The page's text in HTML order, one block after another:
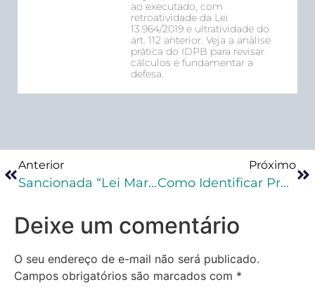
ao executado, com
retroatividade da Lei
13.964/2019 e ultratividade do
art. 112 anterior. Veja a análise
prática do IDPB para revisar
cálculos e fundamentar a
defesa.
Anterior
Sancionada “Lei Mariana Ferrer” Que Pune Constrangimentos Em Audiências
Próximo
Como Identificar Preliminares Ao Elaborar Uma Peça Processual Penal Na Prática
Deixe um comentário
O seu endereço de e-mail não será publicado.
Campos obrigatórios são marcados com *